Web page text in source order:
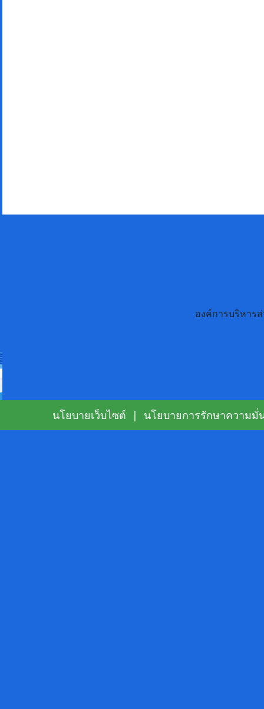
องค์การบริหาร
นโยบายเว็บไซต์ | นโยบายการรักษาความมั่